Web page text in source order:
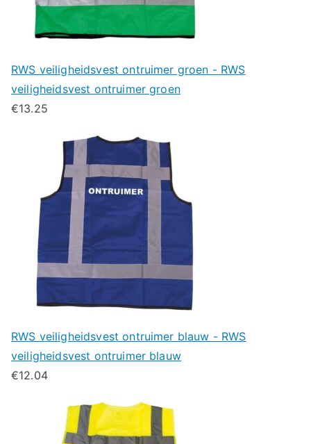
RWS veiligheidsvest ontruimer groen - RWS
veiligheidsvest ontruimer groen
€13.25
RWS veiligheidsvest ontruimer blauw - RWS
veiligheidsvest ontruimer blauw
€12.04